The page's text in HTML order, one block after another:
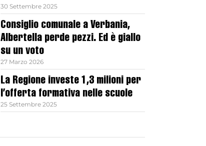
30 Settembre 2025
Consiglio comunale a Verbania,
Albertella perde pezzi. Ed è giallo
su un voto
27 Marzo 2026
La Regione investe 1,3 milioni per
l’offerta formativa nelle scuole
25 Settembre 2025